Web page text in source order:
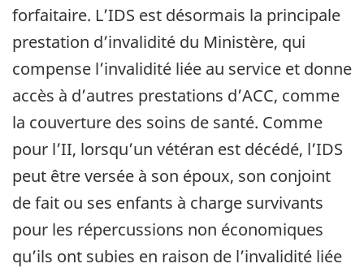
forfaitaire. L’IDS est désormais la principale
prestation d’invalidité du Ministère, qui
compense l’invalidité liée au service et donne
accès à d’autres prestations d’ACC, comme
la couverture des soins de santé. Comme
pour l’II, lorsqu’un vétéran est décédé, l’IDS
peut être versée à son époux, son conjoint
de fait ou ses enfants à charge survivants
pour les répercussions non économiques
qu’ils ont subies en raison de l’invalidité liée